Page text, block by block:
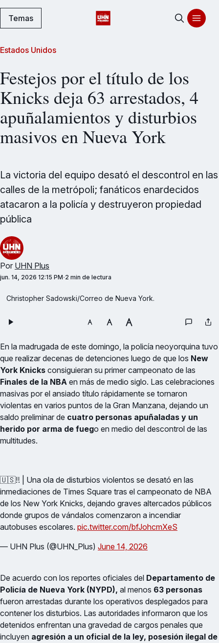
Temas
Estados Unidos
Festejos por el título de los
Knicks deja 63 arrestados, 4
apuñalamientos y disturbios
masivos en Nueva York
La victoria del equipo desató el descontrol en las
calles de la metrópoli; fanáticos enardecidos
atacaron a la policía y destruyeron propiedad
pública
Por UHN Plus
jun. 14, 2026 12:15 PM 2 min de lectura
Christopher Sadowski/Correo de Nueva York.
En la madrugada de este domingo, la policía neoyorquina tuvo
que realizar decenas de detenciones luego de que los New
York Knicks consiguieran su primer campeonato de las
Finales de la NBA en más de medio siglo. Las celebraciones
masivas por el ansiado título rápidamente se tornaron
violentas en varios puntos de la Gran Manzana, dejando un
saldo preliminar de cuatro personas apuñaladas y un
herido por arma de fuego en medio del descontrol de las
multitudes.
🇺🇸‼️ | Una ola de disturbios violentos se desató en las
inmediaciones de Times Square tras el campeonato de NBA
de los New York Knicks, dejando graves altercados públicos
donde grupos de vándalos comenzaron a incendiar
autobuses escolares. pic.twitter.com/bfJohcmXeS
— UHN Plus (@UHN_Plus) June 14, 2026
De acuerdo con los reportes oficiales del Departamento de
Policía de Nueva York (NYPD), al menos 63 personas
fueron arrestadas durante los operativos desplegados para
contener los disturbios. Las autoridades informaron que los
detenidos enfrentan una gravedad de cargos penales que
incluyen agresión a un oficial de la ley, posesión ilegal de